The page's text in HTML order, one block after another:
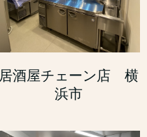
居酒屋チェーン店 横
浜市